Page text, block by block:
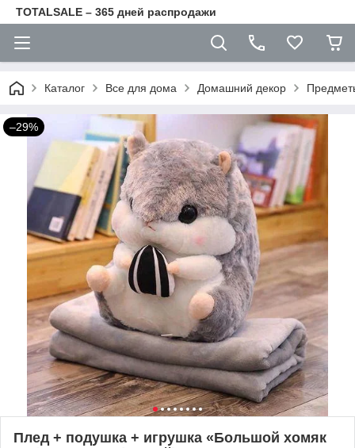
TOTALSALE – 365 дней распродажи
Каталог Все для дома Домашний декор
–29%
Плед + подушка + игрушка «Большой хомяк